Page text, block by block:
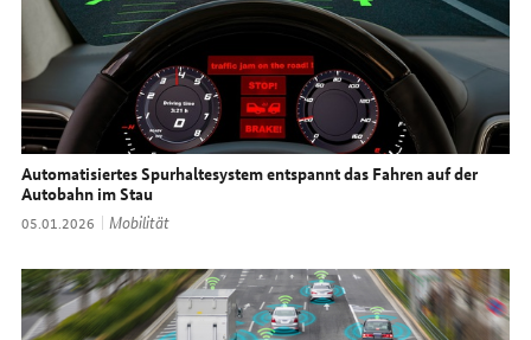
Automatisiertes Spurhaltesystem entspannt das Fahren auf der
Autobahn im Stau
Datum:
05.01.2026 Thema:
Mobilität